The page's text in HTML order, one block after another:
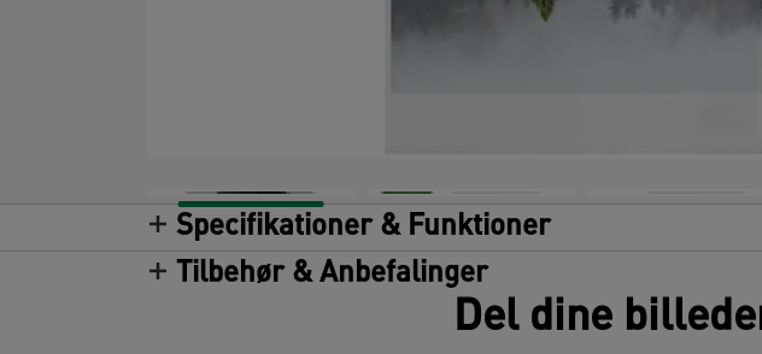
Specifikationer & Funktioner
Tilbehør & Anbefalinger
Del dine